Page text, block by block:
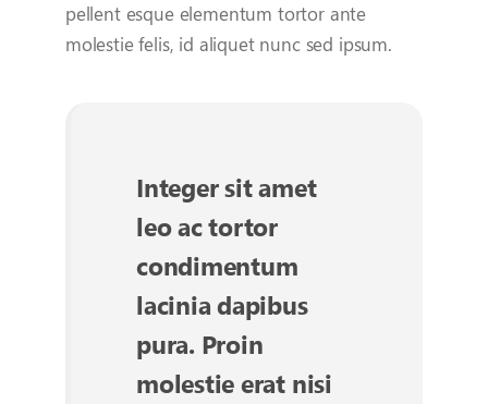
pellent esque elementum tortor ante
molestie felis, id aliquet nunc sed ipsum.
Integer sit amet
leo ac tortor
condimentum
lacinia dapibus
pura. Proin
molestie erat nisi